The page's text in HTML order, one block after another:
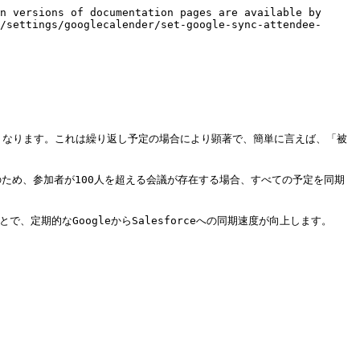
of documentation pages are available by
googlecalender/set-google-sync-attendee-
ます。これは繰り返し予定の場合により顕著で、簡単に言えば、「被
、参加者が100人を超える会議が存在する場合、すべての予定を同期
で、定期的なGoogleからSalesforceへの同期速度が向上します。